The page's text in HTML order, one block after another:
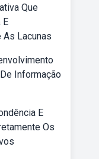
Que
E
Lacunas
Informação
E
Os